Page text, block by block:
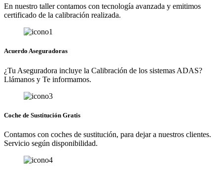
En nuestro taller contamos con tecnología avanzada y emitimos
certificado de la calibración realizada.
Acuerdo Aseguradoras
¿Tu Aseguradora incluye la Calibración de los sistemas ADAS?
Llámanos y Te informamos.
Coche de Sustitución Gratis
Contamos con coches de sustitución, para dejar a nuestros clientes.
Servicio según disponibilidad.